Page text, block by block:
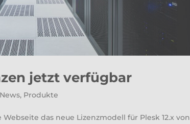
jetzt verfügbar
News, Produkte
das neue Lizenzmodell für Plesk 12.x von